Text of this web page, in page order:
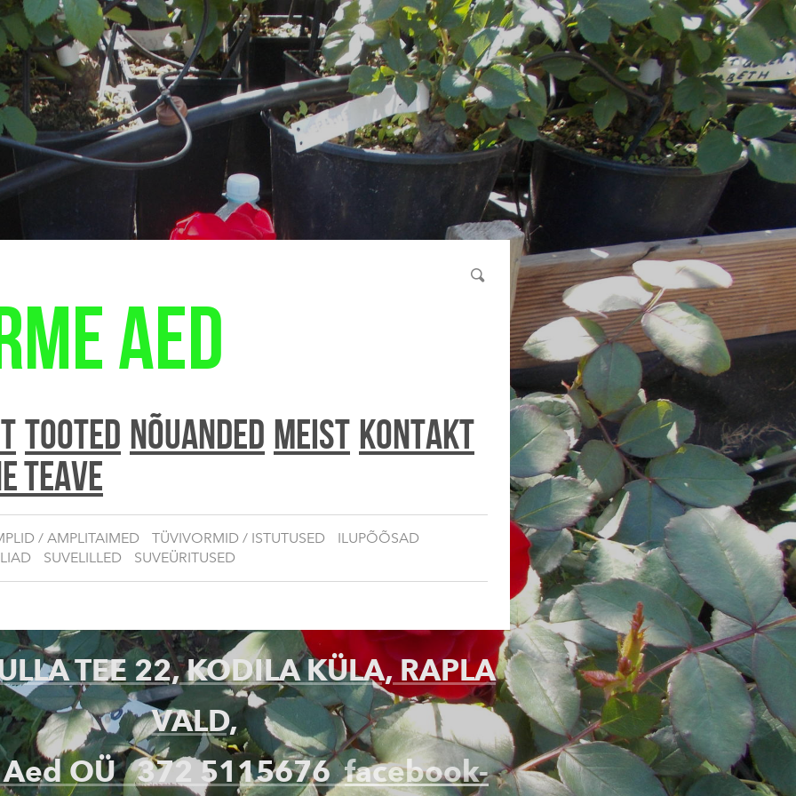
aed
TOOTED NÕUANDED MEIST Kontakt
teave
/ AMPLITAIMED TÜVIVORMID / ISTUTUSED
ILUPÕÕSAD
SUVELILLED SUVEÜRITUSED
TEE 22, KODILA KÜLA, RAPLA
VALD,
Aed OÜ372 5115676facebook-